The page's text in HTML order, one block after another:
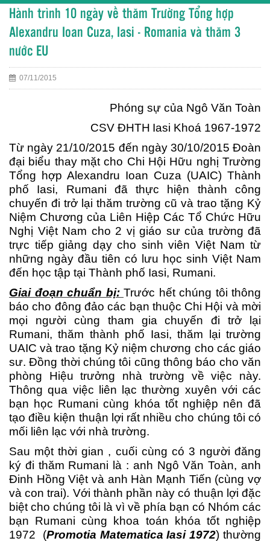
Hành trình 10 ngày về thăm Trường Tổng hợp
Alexandru Ioan Cuza, Iasi - Romania và thăm 3
nước EU
07/11/2015
Phóng sự của Ngô Văn Toàn
CSV ĐHTH Iasi Khoá 1967-1972
Từ ngày 21/10/2015 đến ngày 30/10/2015 Đoàn
đại biểu thay mặt cho Chi Hội Hữu nghị Trường
Tổng hợp Alexandru Ioan Cuza (UAIC) Thành
phố Iasi, Rumani đã thực hiện thành công
chuyến đi trở lại thăm trường cũ và trao tặng Kỷ
Niệm Chương của Liên Hiệp Các Tổ Chức Hữu
Nghị Việt Nam cho 2 vị giáo sư của trường đã
trực tiếp giảng dạy cho sinh viên Việt Nam từ
những ngày đầu tiên có lưu học sinh Việt Nam
đến học tập tại Thành phố Iasi, Rumani.
Giai đoạn chuẩn bị: Trước hết chúng tôi thông
báo cho đông đảo các bạn thuộc Chi Hội và mời
mọi người cùng tham gia chuyến đi trở lại
Rumani, thăm thành phố Iasi, thăm lại trường
UAIC và trao tặng Kỷ niệm chương cho các giáo
sư. Đồng thời chúng tôi cũng thông báo cho văn
phòng Hiệu trưởng nhà trường về việc này.
Thông qua việc liên lạc thường xuyên với các
bạn học Rumani cùng khóa tốt nghiệp nên đã
tạo điều kiện thuận lợi rất nhiều cho chúng tôi có
mối liên lạc với nhà trường.
Sau một thời gian , cuối cùng có 3 người đăng
ký đi thăm Rumani là : anh Ngô Văn Toàn, anh
Đinh Hồng Việt và anh Hàn Mạnh Tiến (cùng vợ
và con trai). Với thành phần này có thuận lợi đặc
biệt cho chúng tôi là vì về phía bạn có Nhóm các
bạn Rumani cùng khoa toán khóa tốt nghiệp
1972 (Promotia Matematica Iasi 1972) thường